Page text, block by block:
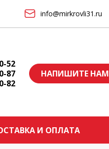
info@mirkrovli31.ru
52
87
82
НАПИШИТЕ НАМ
И ОПЛАТА